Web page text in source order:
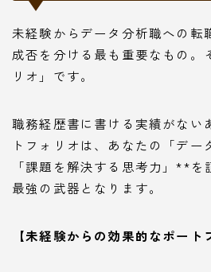
未経験からデータ分析職への転
成否を分ける最も重要なもの。
リオ」です。
職務経歴書に書ける実績がない
トフォリオは、あなたの「デー
「課題を解決する思考力」**を
最強の武器となります。
【未経験からの効果的なポート